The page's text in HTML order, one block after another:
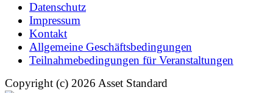
Datenschutz
Impressum
Kontakt
Allgemeine Geschäftsbedingungen
Teilnahmebedingungen für Veranstaltungen
Copyright (c) 2026 Asset Standard